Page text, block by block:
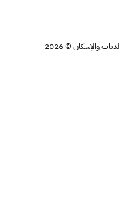
والإسكان © 2026